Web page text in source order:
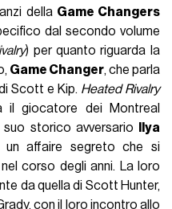
della Game Changers
dal secondo volume
) per quanto riguarda la
Game Changer, che parla
Scott e Kip. Heated Rivalry
il giocatore dei Montreal
storico avversario
Ilya
un aﬀaire segreto che si
corso degli anni. La loro
da quella di Scott Hunter,
con il loro incontro allo